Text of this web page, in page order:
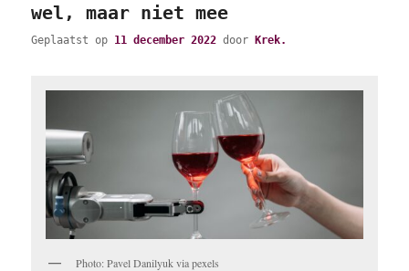
wel, maar niet mee
Geplaatst op 11 december 2022 doorKrek.
Photo: Pavel Danilyuk via pexels